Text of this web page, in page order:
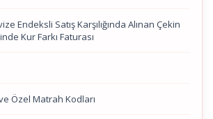
Endeksli Satış Karşılığında Alınan Çekin
Kur Farkı Faturası
Özel Matrah Kodları